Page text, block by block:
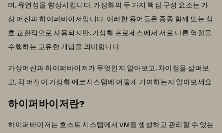
며, 유연성을 향상시킵니다. 가상화의 두 가지 핵심 구성 요소는 가
상 머신과 하이퍼바이저입니다. 이러한 용어들은 종종 함께 또는 상
호 교환적으로 사용되지만, 가상화 프로세스에서 서로 다른 역할을
수행하는 고유한 개념을 의미합니다.
가상머신과 하이퍼바이저가 무엇인지 알아보고, 차이점을 살펴보
고, 각 머신이 가상화 에코시스템에 어떻게 기여하는지 알아보세요.
하이퍼바이저란?
하이퍼바이저는 호스트 시스템에서 VM을 생성하고 관리할 수 있는